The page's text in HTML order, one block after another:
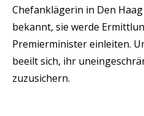
Chefanklägerin in Den
bekannt, sie werde
Premierminister einleiten.
beeilt sich, ihr
zuzusichern.